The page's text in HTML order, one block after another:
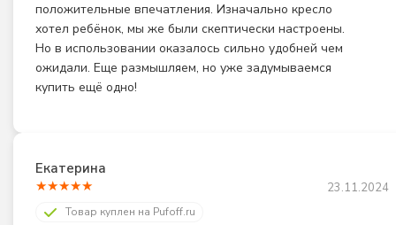
положительные впечатления. Изначально кресло
хотел ребёнок, мы же были скептически настроены.
Но в использовании оказалось сильно удобней чем
ожидали. Еще размышляем, но уже задумываемся
купить ещё одно!
Екатерина
23.11.2024
★★★★★
Товар куплен на Pufoff.ru